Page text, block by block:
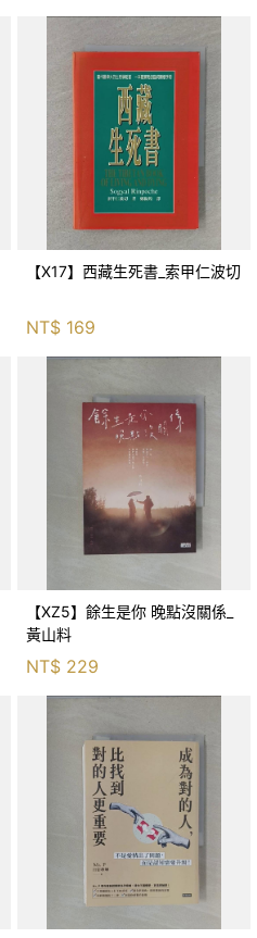
【X17】西藏生死書_索甲仁波切
NT$ 169
【XZ5】餘生是你 晚點沒關係_
黃山料
NT$ 229